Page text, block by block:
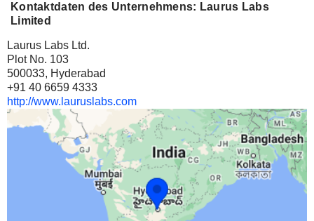
Kontaktdaten des Unternehmens: Laurus Labs
Limited
Laurus Labs Ltd.
Plot No. 103
500033, Hyderabad
+91 40 6659 4333
http://www.lauruslabs.com